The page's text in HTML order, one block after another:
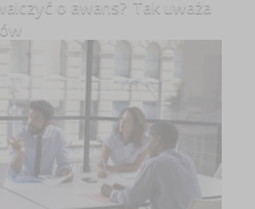
o awans? Tak uważa